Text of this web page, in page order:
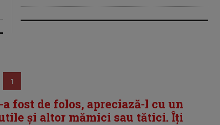
1
fost de folos, apreciază-l cu un
și altor mămici sau tătici. Îți